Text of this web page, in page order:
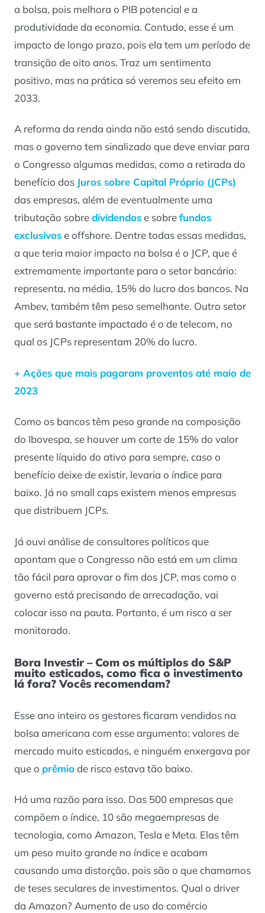
a bolsa, pois melhora o PIB potencial e a
produtividade da economia. Contudo, esse é um
impacto de longo prazo, pois ela tem um período de
transição de oito anos. Traz um sentimento
positivo, mas na prática só veremos seu efeito em
2033.
A reforma da renda ainda não está sendo discutida,
mas o governo tem sinalizado que deve enviar para
o Congresso algumas medidas, como a retirada do
benefício dos Juros sobre Capital Próprio (JCPs)
das empresas, além de eventualmente uma
tributação sobredividendose sobrefundos
exclusivose offshore. Dentre todas essas medidas,
a que teria maior impacto na bolsa é o JCP, que é
extremamente importante para o setor bancário:
representa, na média, 15% do lucro dos bancos. Na
Ambev, também têm peso semelhante. Outro setor
que será bastante impactado é o de telecom, no
qual os JCPs representam 20% do lucro.
+ Ações que mais pagaram proventos até maio de
2023
Como os bancos têm peso grande na composição
do Ibovespa, se houver um corte de 15% do valor
presente líquido do ativo para sempre, caso o
benefício deixe de existir, levaria o índice para
baixo. Já no small caps existem menos empresas
que distribuem JCPs.
Já ouvi análise de consultores políticos que
apontam que o Congresso não está em um clima
tão fácil para aprovar o fim dos JCP, mas como o
governo está precisando de arrecadação, vai
colocar isso na pauta. Portanto, é um risco a ser
monitorado.
Bora Investir – Com os múltiplos do S&P
muito esticados, como fica o investimento
lá fora? Vocês recomendam?
Esse ano inteiro os gestores ficaram vendidos na
bolsa americana com esse argumento: valores de
mercado muito esticados, e ninguém enxergava por
que o prêmiode risco estava tão baixo.
Há uma razão para isso. Das 500 empresas que
compõem o índice, 10 são megaempresas de
tecnologia, como Amazon, Tesla e Meta. Elas têm
um peso muito grande no índice e acabam
causando uma distorção, pois são o que chamamos
de teses seculares de investimentos. Qual o driver
da Amazon? Aumento de uso do comércio